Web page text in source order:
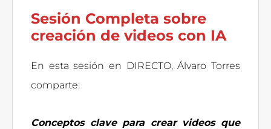
Sesión Completa sobre
creación de videos con IA
En esta sesión en DIRECTO, Álvaro Torres
comparte:
Conceptos clave para crear videos que